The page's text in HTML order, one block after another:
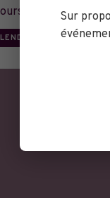
poursuites
Sur